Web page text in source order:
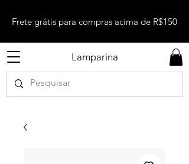
Lamparina
Frete grátis para compras acima de R$150